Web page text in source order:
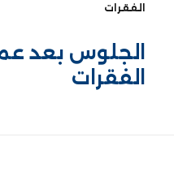
الفقرات
الجلوس بعد
الفقرات